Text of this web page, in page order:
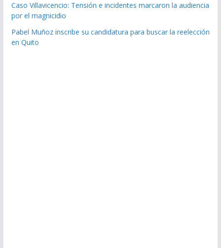
Caso Villavicencio: Tensión e incidentes marcaron la audiencia
por el magnicidio
Pabel Muñoz inscribe su candidatura para buscar la reelección
en Quito